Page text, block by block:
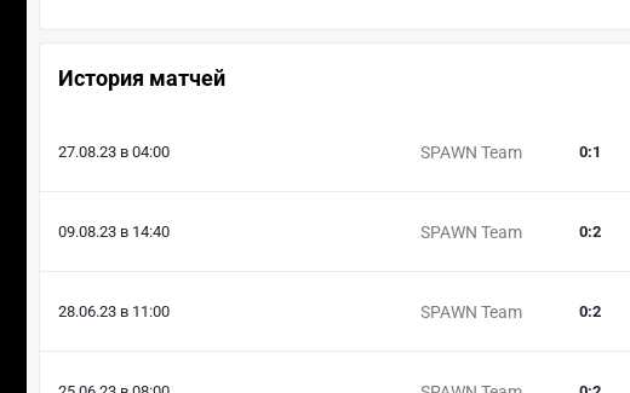
История матчей
27.08.23 в 04:00 SPAWN Team 0:1
09.08.23 в 14:40 SPAWN Team 0:2
28.06.23 в 11:00 SPAWN Team 0:2